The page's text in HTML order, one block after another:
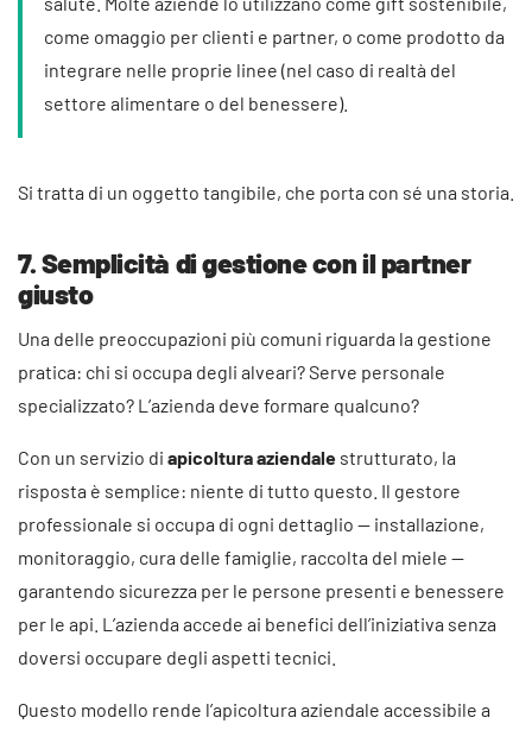
come omaggio per clienti e partner, o come prodotto da
integrare nelle proprie linee (nel caso di realtà del
settore alimentare o del benessere).
Si tratta di un oggetto tangibile, che porta con sé una storia.
7. Semplicità di gestione con il partner
giusto
Una delle preoccupazioni più comuni riguarda la gestione
pratica: chi si occupa degli alveari? Serve personale
specializzato? L’azienda deve formare qualcuno?
Con un servizio di apicoltura aziendale strutturato, la
risposta è semplice: niente di tutto questo. Il gestore
professionale si occupa di ogni dettaglio — installazione,
monitoraggio, cura delle famiglie, raccolta del miele —
garantendo sicurezza per le persone presenti e benessere
per le api. L’azienda accede ai benefici dell’iniziativa senza
doversi occupare degli aspetti tecnici.
Questo modello rende l’apicoltura aziendale accessibile a